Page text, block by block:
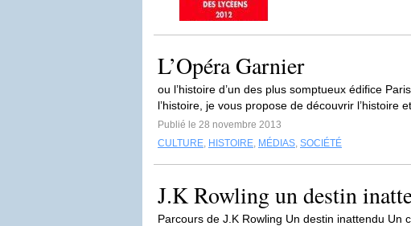
L’Opéra Garnier
ou l’histoire d’un des plus somptueux édifice
l’histoire, je vous propose de découvrir l’histoire
Publié le 28 novembre 2013
CULTURE, HISTOIRE, MÉDIAS, SOCIÉTÉ
J.K Rowling un destin
Parcours de J.K Rowling Un destin inattendu Un